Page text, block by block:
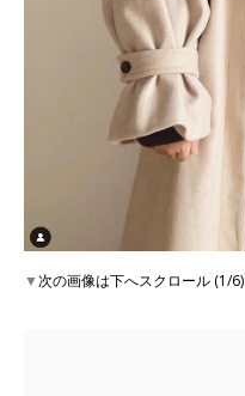
▼次の画像は下へスクロール (1/6)